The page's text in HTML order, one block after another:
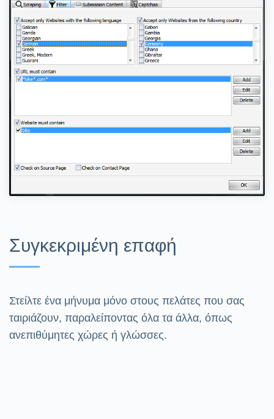
Συγκεκριμένη επαφή
Στείλτε ένα μήνυμα μόνο στους πελάτες που σας
ταιριάζουν, παραλείποντας όλα τα άλλα, όπως
ανεπιθύμητες χώρες ή γλώσσες.